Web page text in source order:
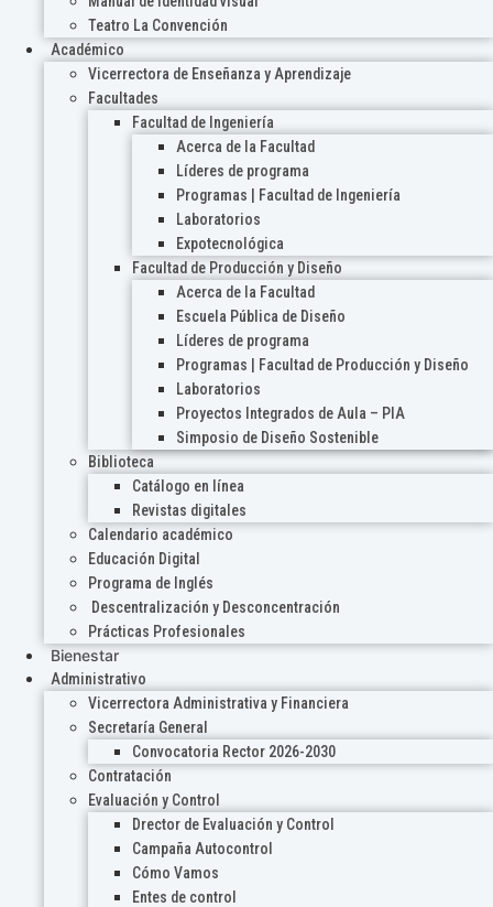
Teatro La Convención
Académico
Vicerrectora de Enseñanza y Aprendizaje
Facultades
Facultad de Ingeniería
Acerca de la Facultad
Líderes de programa
Programas | Facultad de Ingeniería
Laboratorios
Expotecnológica
Facultad de Producción y Diseño
Acerca de la Facultad
Escuela Pública de Diseño
Líderes de programa
Programas | Facultad de Producción y Diseño
Laboratorios
Proyectos Integrados de Aula – PIA
Simposio de Diseño Sostenible
Biblioteca
Catálogo en línea
Revistas digitales
Calendario académico
Educación Digital
Programa de Inglés
Descentralización y Desconcentración
Prácticas Profesionales
Bienestar
Administrativo
Vicerrectora Administrativa y Financiera
Secretaría General
Convocatoria Rector 2026-2030
Contratación
Evaluación y Control
Drector de Evaluación y Control
Campaña Autocontrol
Cómo Vamos
Entes de control